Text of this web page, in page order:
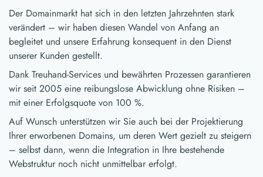
Der Domainmarkt hat sich in den letzten Jahrzehnten stark
verändert – wir haben diesen Wandel von Anfang an
begleitet und unsere Erfahrung konsequent in den Dienst
unserer Kunden gestellt.
Dank Treuhand-Services und bewährten Prozessen garantieren
wir seit 2005 eine reibungslose Abwicklung ohne Risiken –
mit einer Erfolgsquote von 100 %.
Auf Wunsch unterstützen wir Sie auch bei der Projektierung
Ihrer erworbenen Domains, um deren Wert gezielt zu steigern
– selbst dann, wenn die Integration in Ihre bestehende
Webstruktur noch nicht unmittelbar erfolgt.